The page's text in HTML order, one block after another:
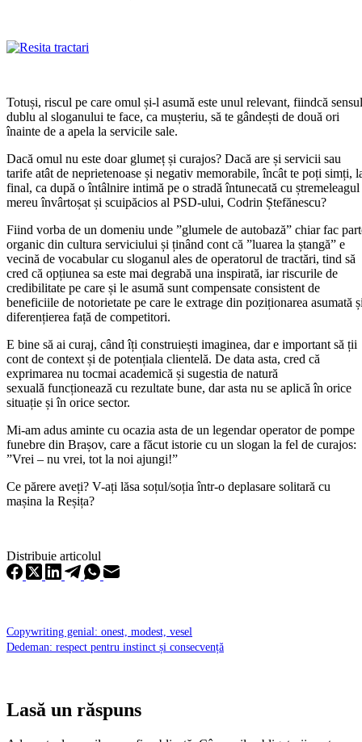
Totuși, riscul pe care omul și-l asumă este unul relevant, fiindcă sensul
dublu al sloganului te face, ca mușteriu, să te gândești de două ori
înainte de a apela la servicile sale.
Dacă omul nu este doar glumeț și curajos? Dacă are și servicii sau
tarife atât de neprietenoase și negativ memorabile, încât te poți simți,
final, ca după o întâlnire intimă pe o stradă întunecată cu ștremeleagul
mereu învârtoșat și scuipăcios al PSD-ului, Codrin Ștefănescu?
Fiind vorba de un domeniu unde ”glumele de autobază” chiar fac
organic din cultura serviciului și ținând cont că ”luarea la ștangă” e
vecină de vocabular cu sloganul ales de operatorul de tractări, tind să
cred că opțiunea sa este mai degrabă una inspirată, iar riscurile de
credibilitate pe care și le asumă sunt compensate consistent de
beneficiile de notorietate pe care le extrage din poziționarea asumată
diferențierea față de competitori.
E bine să ai curaj, când îți construiești imaginea, dar e important să ții
cont de context și de potențiala clientelă. De data asta, cred că
exprimarea nu tocmai academică și sugestia de natură
sexuală funcționează cu rezultate bune, dar asta nu se aplică în orice
situație și în orice sector.
Mi-am adus aminte cu ocazia asta de un legendar operator de pompe
funebre din Brașov, care a făcut istorie cu un slogan la fel de curajos:
”Vrei – nu vrei, tot la noi ajungi!”
Ce părere aveți? V-ați lăsa soțul/soția într-o deplasare solitară cu
mașina la Reșița?
Distribuie articolul
Copywriting genial: onest, modest, vesel
Dedeman: respect pentru instinct și consecvență
Lasă un răspuns